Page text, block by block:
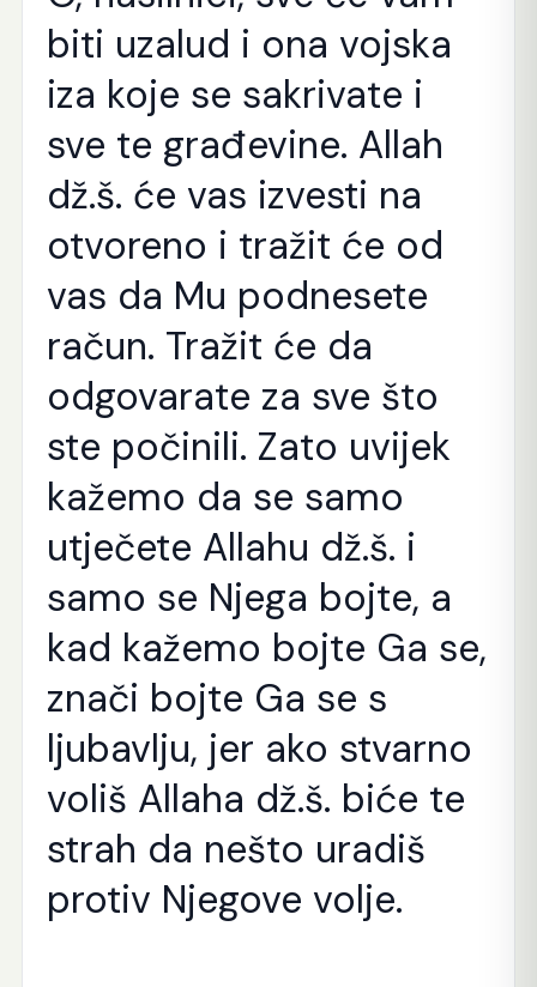
biti uzalud i ona vojska
iza koje se sakrivate i
sve te građevine. Allah
dž.š. će vas izvesti na
otvoreno i tražit će od
vas da Mu podnesete
račun. Tražit će da
odgovarate za sve što
ste počinili. Zato uvijek
kažemo da se samo
utječete Allahu dž.š. i
samo se Njega bojte, a
kad kažemo bojte Ga se,
znači bojte Ga se s
ljubavlju, jer ako stvarno
voliš Allaha dž.š. biće te
strah da nešto uradiš
protiv Njegove volje.